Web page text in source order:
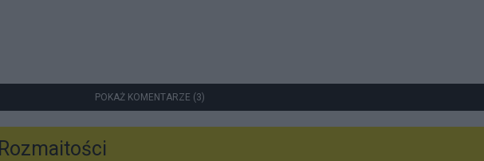
POKAŻ KOMENTARZE (3)
Rozmaitości